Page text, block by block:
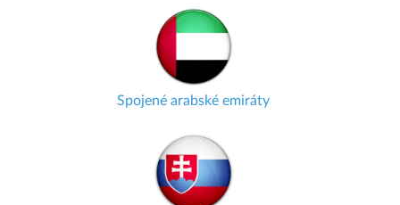
Spojené arabské emiráty